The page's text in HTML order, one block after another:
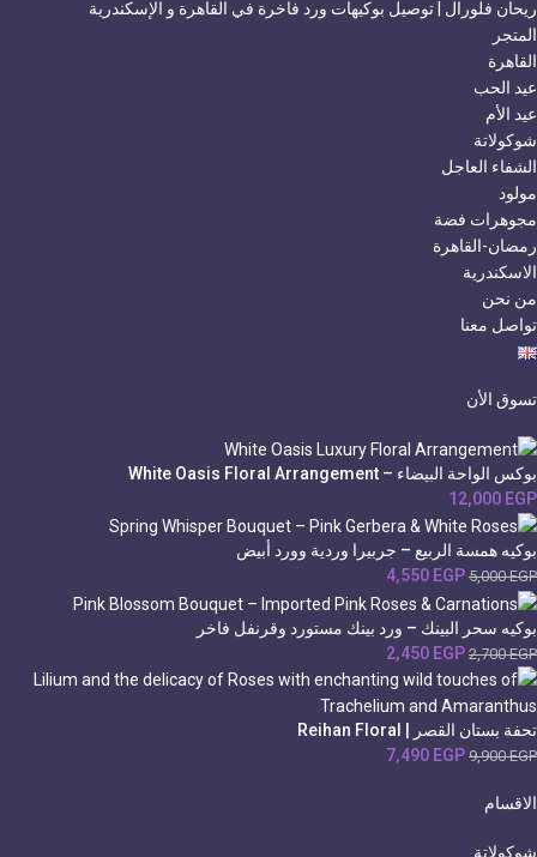
ريحان فلورال | توصيل بوكيهات ورد فاخرة في القاهرة و الإسكندرية
المتجر
القاهرة
عيد الحب
عيد الأم
شوكولاتة
الشفاء العاجل
مولود
مجوهرات فضة
رمضان-القاهرة
الاسكندرية
من نحن
تواصل معنا
تسوق الأن
بوكس الواحة البيضاء – White Oasis Floral Arrangement
12,000 EGP
بوكيه همسة الربيع – جربيرا وردية وورد أبيض
5,000EGP
4,550 EGP
بوكيه سحر البينك – ورد بينك مستورد وقرنفل فاخر
2,700EGP
2,450 EGP
تحفة بستان القصر | Reihan Floral
9,900EGP
7,490 EGP
الاقسام
شوكولاتة